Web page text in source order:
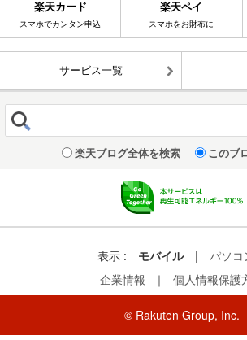
楽天カード
スマホでカンタン申込
楽天ペイ
スマホをお財布に
サービス一覧
楽天ブログ全体を検索 このブ
表示 : モバイル |
パソコ
企業情報
｜ 個人情報保護
© Rakuten Group, Inc.